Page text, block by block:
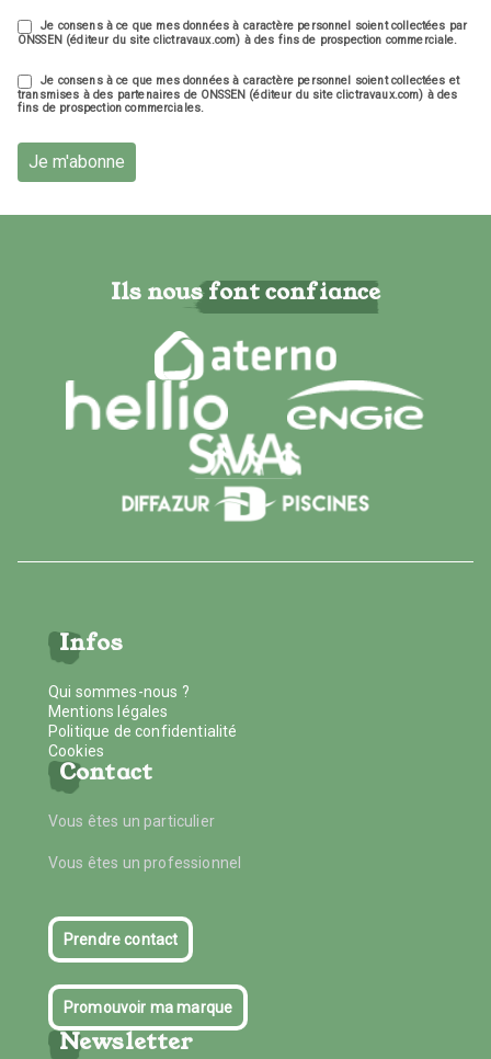
Je consens à ce que mes données à caractère personnel soient collectées par
ONSSEN (éditeur du site clictravaux.com) à des fins de prospection commerciale.
Je consens à ce que mes données à caractère personnel soient collectées et
transmises à des partenaires de ONSSEN (éditeur du site clictravaux.com) à des
fins de prospection commerciales.
Je m'abonne
Ils nous font confiance
Infos
Qui sommes-nous ?
Mentions légales
Politique de confidentialité
Cookies
Contact
Vous êtes un particulier
Vous êtes un professionnel
Prendre contact
Promouvoir ma marque
Newsletter